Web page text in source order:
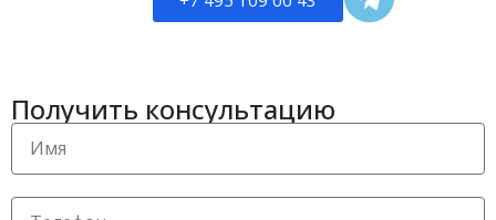
Получить консультацию